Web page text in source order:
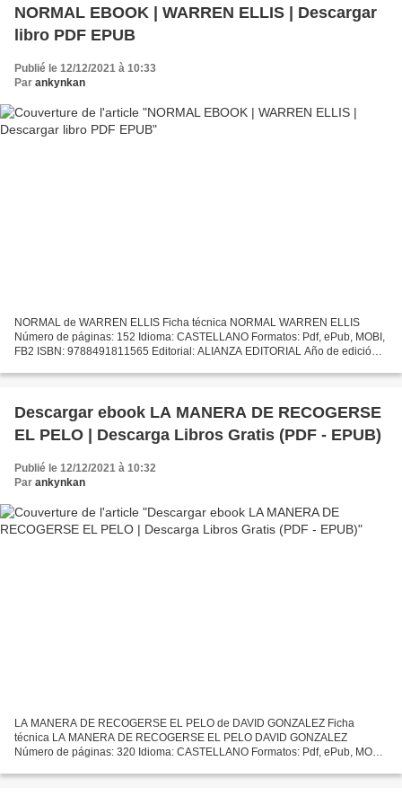
NORMAL EBOOK | WARREN ELLIS | Descargar
libro PDF EPUB
Publié le 12/12/2021 à 10:33
Par ankynkan
NORMAL de WARREN ELLIS Ficha técnica NORMAL WARREN ELLIS
Número de páginas: 152 Idioma: CASTELLANO Formatos: Pdf, ePub, MOBI,
FB2 ISBN: 9788491811565 Editorial: ALIANZA EDITORIAL Año de edición:
Descargar ebook LA MANERA DE RECOGERSE
EL PELO | Descarga Libros Gratis (PDF - EPUB)
Publié le 12/12/2021 à 10:32
Par ankynkan
LA MANERA DE RECOGERSE EL PELO de DAVID GONZALEZ Ficha
técnica LA MANERA DE RECOGERSE EL PELO DAVID GONZALEZ
Número de páginas: 320 Idioma: CASTELLANO Formatos: Pdf, ePub, MOBI,
edición:...